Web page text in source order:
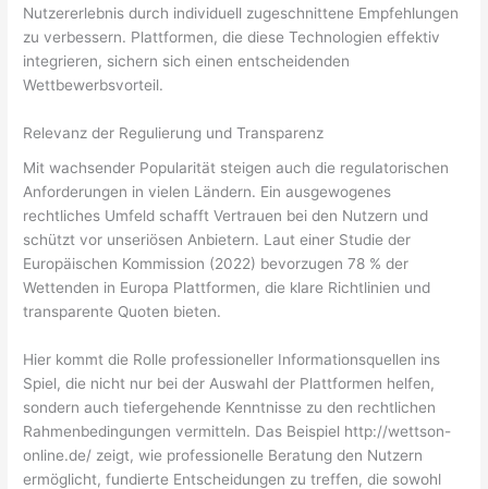
Nutzererlebnis durch individuell zugeschnittene Empfehlungen
zu verbessern. Plattformen, die diese Technologien effektiv
integrieren, sichern sich einen entscheidenden
Wettbewerbsvorteil.
Relevanz der Regulierung und Transparenz
Mit wachsender Popularität steigen auch die regulatorischen
Anforderungen in vielen Ländern. Ein ausgewogenes
rechtliches Umfeld schafft Vertrauen bei den Nutzern und
schützt vor unseriösen Anbietern. Laut einer Studie der
Europäischen Kommission (2022) bevorzugen 78 % der
Wettenden in Europa Plattformen, die klare Richtlinien und
transparente Quoten bieten.
Hier kommt die Rolle professioneller Informationsquellen ins
Spiel, die nicht nur bei der Auswahl der Plattformen helfen,
sondern auch tiefergehende Kenntnisse zu den rechtlichen
Rahmenbedingungen vermitteln. Das Beispiel http://wettson-
online.de/ zeigt, wie professionelle Beratung den Nutzern
ermöglicht, fundierte Entscheidungen zu treffen, die sowohl